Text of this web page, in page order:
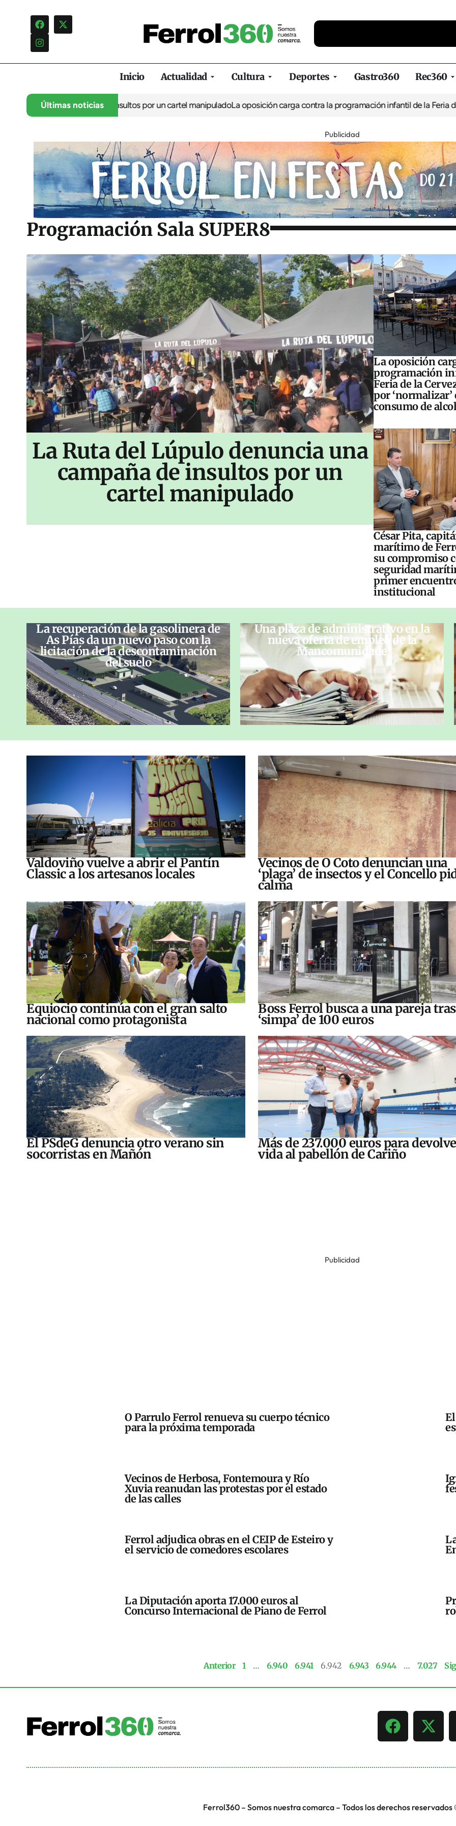
Inicio Actualidad Cultura Deportes Gastro360 Rec360
Últimas noticias
una campaña de insultos por un cartel manipuladoLa oposición carga contra la programación infantil de la Feria de la
Publicidad
Programación Sala SUPER8
La Ruta del Lúpulo denuncia una
campaña de insultos por un
cartel manipulado
La oposición
programación
Feria de la
por ‘normalizar’
consumo de
César Pita,
marítimo de
su compromiso
seguridad
primer
institucional
La recuperación de la gasolinera de
As Pías da un nuevo paso con la
licitación de la descontaminación
del suelo
Una plaza de administrativo en la
nueva oferta de empleo de la
Mancomunidade
Valdoviño vuelve a abrir el Pantín
Classic a los artesanos locales
Vecinos de O Coto denuncian una
‘plaga’ de insectos y el Concello
calma
Equiocio continúa con el gran salto
nacional como protagonista
Boss Ferrol busca a una pareja
‘simpa’ de 100 euros
El PSdeG denuncia otro verano sin
socorristas en Mañón
Más de 237.000 euros para
vida al pabellón de Cariño
Publicidad
O Parrulo Ferrol renueva su cuerpo técnico
para la próxima temporada
Vecinos de Herbosa, Fontemoura y Río
Xuvia reanudan las protestas por el estado
de las calles
Ferrol adjudica obras en el CEIP de Esteiro y
el servicio de comedores escolares
La Diputación aporta 17.000 euros al
Concurso Internacional de Piano de Ferrol
Anterior 1 … 6.940 6.941 6.942 6.943 6.944 … 7.027
Ferrol360 – Somos nuestra comarca – Todos los derechos